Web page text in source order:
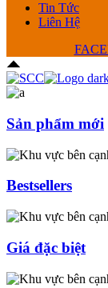
Tin Tức
Liên Hệ
Sản phẩm mới
Bestsellers
Giá đặc biệt